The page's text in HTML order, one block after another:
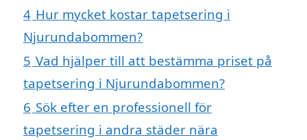
4 Hur mycket kostar tapetsering i
Njurundabommen?
5 Vad hjälper till att bestämma priset på
tapetsering i Njurundabommen?
6 Sök efter en professionell för
tapetsering i andra städer nära